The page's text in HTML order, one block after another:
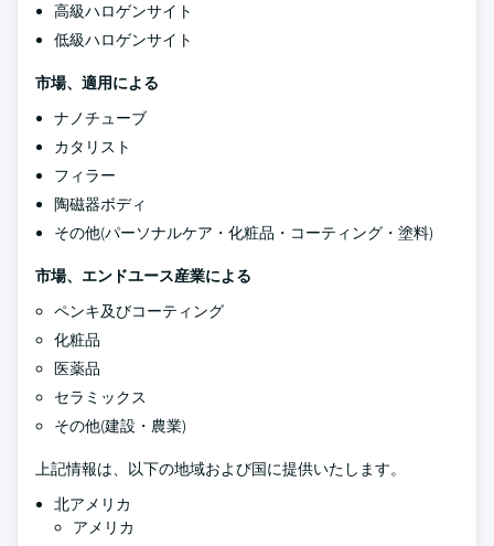
高級ハロゲンサイト
低級ハロゲンサイト
市場、適用による
ナノチューブ
カタリスト
フィラー
陶磁器ボディ
その他(パーソナルケア・化粧品・コーティング・塗料)
市場、エンドユース産業による
ペンキ及びコーティング
化粧品
医薬品
セラミックス
その他(建設・農業)
上記情報は、以下の地域および国に提供いたします。
北アメリカ
アメリカ